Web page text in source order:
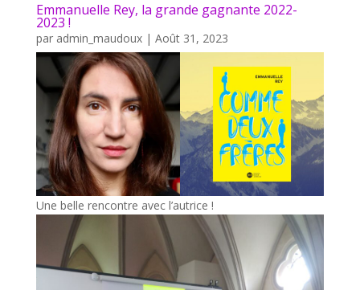
Emmanuelle Rey, la grande gagnante 2022-
2023 !
par admin_maudoux| Août 31, 2023
Une belle rencontre avec l’autrice !